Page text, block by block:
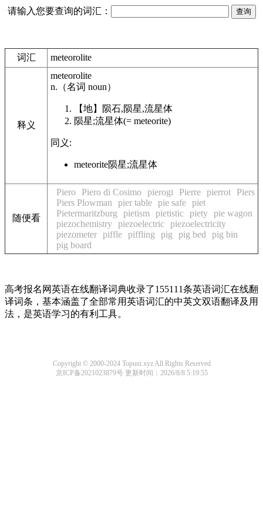
请输入您要查询的词汇：
词汇 meteorolite
释义
meteorolite
n. （名词 noun）
【地】
陨石,陨星,流星体
陨星;流星体(= meteorite)
同义:
meteorite陨星;流星体
随便看
Piero Piero di Cosimo pierogi Pierre pierrot
Piers
Piers Plowman
pier table pie safe piet
Pietermaritzburg
pietism pietistic piety pie wagon
piezochemistry piezoelectric piezoelectricity
piezometer piffle piffling pig pig bed
pig bin
pig board
高考报名网英语在线翻译词典收录了155111条英语词汇在线翻
译词条，基本涵盖了全部常用英语词汇的中英文双语翻译及用
法，是英语学习的有利工具。
Copyright © 2000-2024 Topuni.xyz All Rights Reserved
京ICP备2021023879号更新时间：2026/8/8 5:19:55